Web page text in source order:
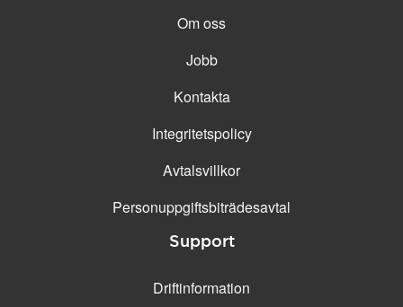
Om oss
Jobb
Kontakta
Integritetspolicy
Avtalsvillkor
Personuppgifts­biträdesavtal
Support
Driftinformation